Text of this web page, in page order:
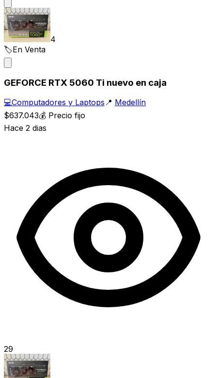
4
🏷️En Venta
GEFORCE RTX 5060 Ti nuevo en caja
💻Computadores y Laptops 📍 Medellín
$637.043💰 Precio fijo
Hace 2 dias
29